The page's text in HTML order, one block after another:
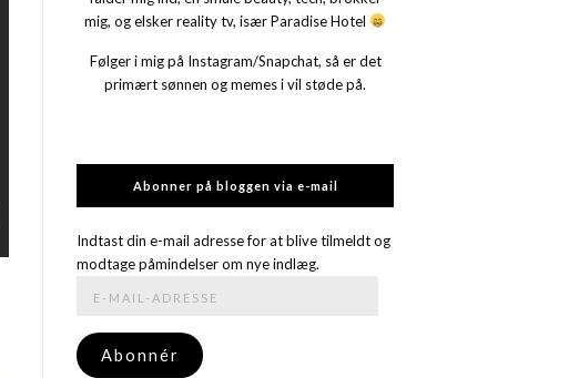
mig, og elsker reality tv, især Paradise Hotel
Følger i mig på Instagram/Snapchat, så er det
primært sønnen og memes i vil støde på.
Abonner på bloggen via e-mail
Indtast din e-mail adresse for at blive tilmeldt og
modtage påmindelser om nye indlæg.
adresse
Abonnér